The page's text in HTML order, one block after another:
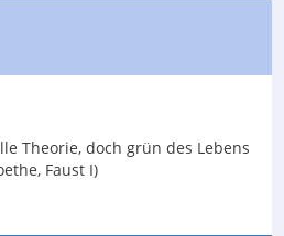
Theorie, doch grün des Lebens
Faust I)